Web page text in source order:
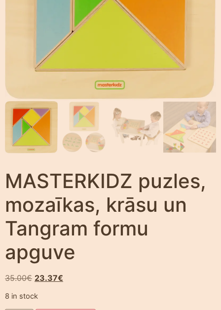
MASTERKIDZ puzles,
mozaīkas, krāsu un
Tangram formu
apguve
35.00€ 23.37€
8 in stock